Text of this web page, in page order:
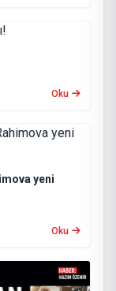
Oku
yeni
Oku